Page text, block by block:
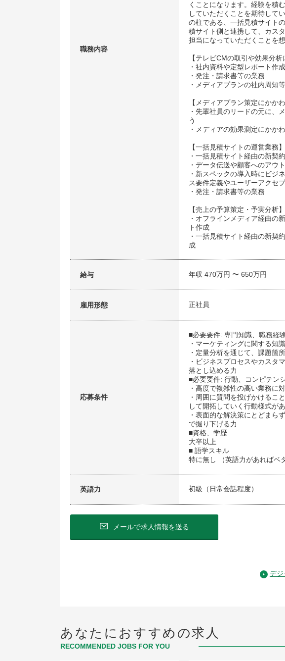
職務内容
くことになります。経験を積
していただくことを期待して
の柱である、一括見積サイト
積サイト側と連携して、カス
担当になっていただくことを
【テレビCMの取引や効果分析
・社内資料や定型レポート作
・発注・請求書等の業務
・メディアプランの社内周知
【メディアプラン策定にかか
・先輩社員のリードの元に、
う
・メディアの効果測定にかか
【一括見積サイトの運営業務】
・一括見積サイト経由の新契
・データ伝送や顧客へのアウ
・新スペックの導入時にビジ
ス要件定義やユーザーアクセ
・発注・請求書等の業務
【売上の予算策定・予実分析】
・オフラインメディア経由の
ト作成
・一括見積サイト経由の新契
成
給与 年収 470万円 〜 650万円
雇用形態 正社員
応募条件
■必要要件: 専門知識、職務経
・マーケティングに関する知
・定量分析を通じて、課題箇
・ビジネスプロセスやカスタ
落とし込める力
■必要要件: 行動、コンピテン
・高度で複雑性の高い業務に
・周囲に質問を投げかけるこ
して開拓していく行動様式が
・表面的な解決策にとどまら
で掘り下げる力
■資格、学歴
大卒以上
■ 語学スキル
特に無し （英語力があればベ
英語力 初級（日常会話程度）
メールで求人情報を送る
デジ
あなたにおすすめの求人
RECOMMENDED JOBS FOR YOU